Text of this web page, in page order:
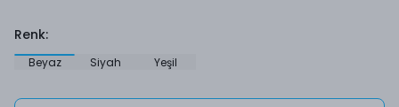
Renk:
Beyaz Siyah Yeşil